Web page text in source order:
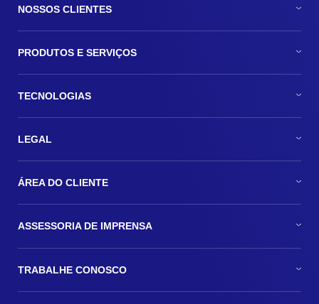
NOSSOS CLIENTES
PRODUTOS E SERVIÇOS
TECNOLOGIAS
LEGAL
ÁREA DO CLIENTE
ASSESSORIA DE IMPRENSA
TRABALHE CONOSCO